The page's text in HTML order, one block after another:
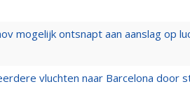
mogelijk ontsnapt aan aanslag op
vluchten naar Barcelona door